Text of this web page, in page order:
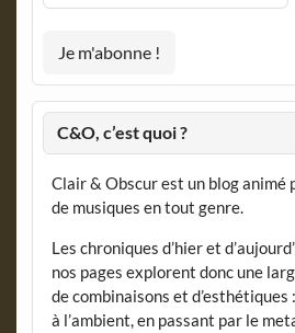
C&O, c’est quoi ?
Clair & Obscur est un blog animé
de musiques en tout genre.
Les chroniques d’hier et
nos pages explorent donc une
de combinaisons et
à l’ambient, en passant par le